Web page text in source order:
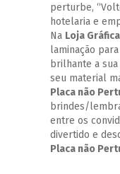
perturbe,
hotelaria e
Na Loja
laminação
brilhante a sua
seu material
Placa não
brindes/
entre os
divertido e
Placa não